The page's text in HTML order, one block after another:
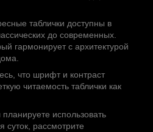
таблички доступны в
до современных.
гармонирует с архитектурой
что шрифт и контраст
читаемость таблички как
использовать
суток, рассмотрите